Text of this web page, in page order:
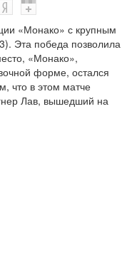
«Монако» с крупным
Эта победа позволила
«Монако»,
форме, остался
что в этом матче
Лав, вышедший на